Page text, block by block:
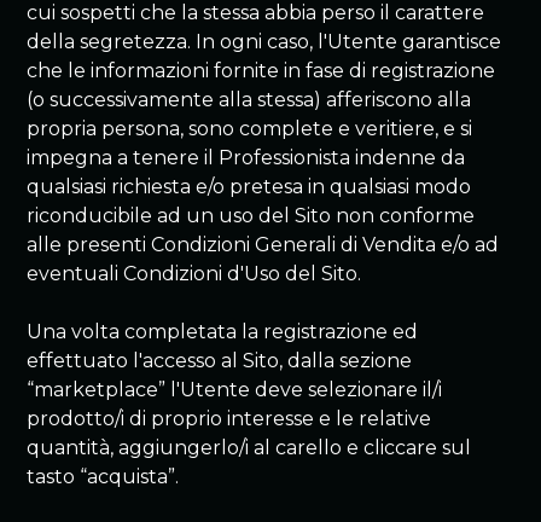
cui sospetti che la stessa abbia perso il carattere
della segretezza. In ogni caso, l'Utente garantisce
che le informazioni fornite in fase di registrazione
(o successivamente alla stessa) afferiscono alla
propria persona, sono complete e veritiere, e si
impegna a tenere il Professionista indenne da
qualsiasi richiesta e/o pretesa in qualsiasi modo
riconducibile ad un uso del Sito non conforme
alle presenti Condizioni Generali di Vendita e/o ad
eventuali Condizioni d'Uso del Sito.
Una volta completata la registrazione ed
effettuato l'accesso al Sito, dalla sezione
“marketplace” l'Utente deve selezionare il/i
prodotto/i di proprio interesse e le relative
quantità, aggiungerlo/i al carello e cliccare sul
tasto “acquista”.